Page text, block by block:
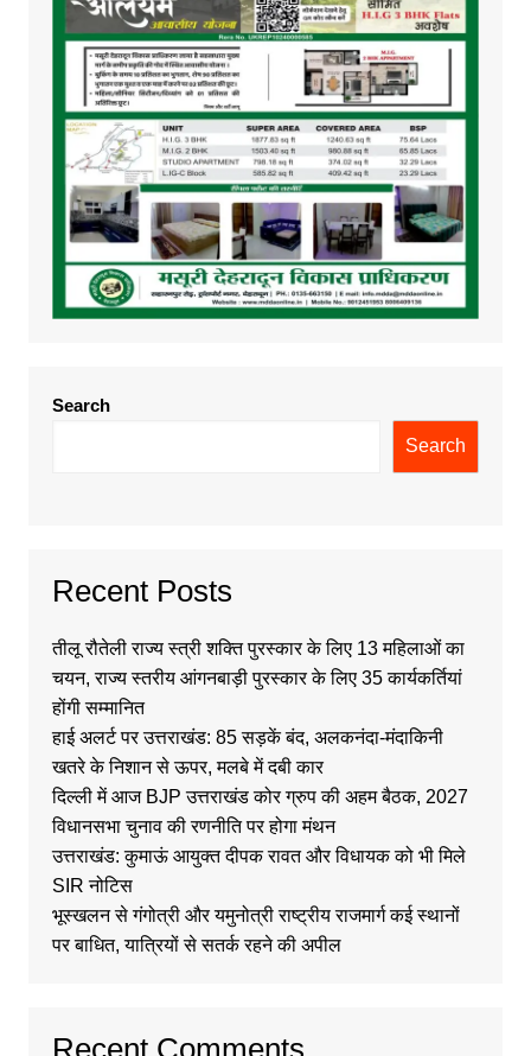
Search
Search
Recent Posts
तीलू रौतेली राज्य स्त्री शक्ति पुरस्कार के लिए 13 महिलाओं का
चयन, राज्य स्तरीय आंगनबाड़ी पुरस्कार के लिए 35 कार्यकर्तियां
होंगी सम्मानित
हाई अलर्ट पर उत्तराखंड: 85 सड़कें बंद, अलकनंदा-मंदाकिनी
खतरे के निशान से ऊपर, मलबे में दबी कार
दिल्ली में आज BJP उत्तराखंड कोर ग्रुप की अहम बैठक, 2027
विधानसभा चुनाव की रणनीति पर होगा मंथन
उत्तराखंड: कुमाऊं आयुक्त दीपक रावत और विधायक को भी मिले
SIR नोटिस
भूस्खलन से गंगोत्री और यमुनोत्री राष्ट्रीय राजमार्ग कई स्थानों
पर बाधित, यात्रियों से सतर्क रहने की अपील
Recent Comments